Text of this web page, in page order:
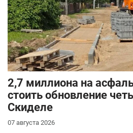
2,7 миллиона на
стоить обновление
Скиделе
07 августа 2026